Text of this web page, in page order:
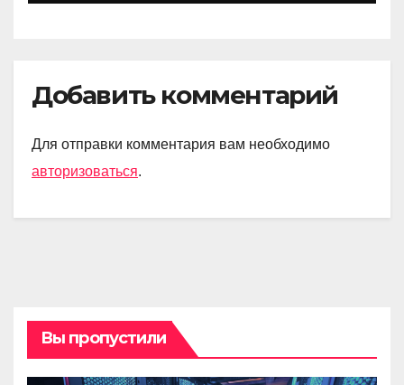
Добавить комментарий
Для отправки комментария вам необходимо
авторизоваться.
Вы пропустили